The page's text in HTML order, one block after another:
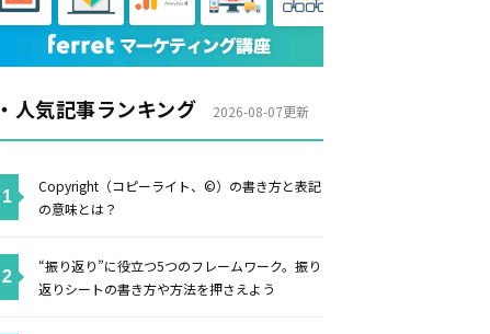
・人気記事ランキング 2026-08-07更新
Copyright（コピーライト、©）の書き方と表記
の意味とは？
“振り返り”に役立つ5つのフレームワーク。振り
返りシートの書き方や方法を押さえよう